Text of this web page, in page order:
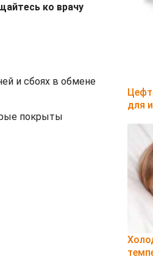
ко врачу
и сбоях в обмене
покрыты
для